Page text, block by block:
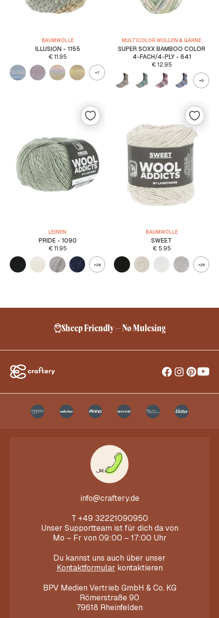
BAUMWOLLE
ILLUSION - 1155
€11.95
+7
MULTICOLOR WOLLEN & GARNE
SUPER SOXX BAMBOO COLOR
4-FACH/4-PLY - 641
€12.95
+9
LEINEN
PRIDE - 1090
€11.95
+28
BAUMWOLLE
SWEET
€5.95
+26
Sheep Friendly – No Mulesing
info@craftery.de
T +49 32221090950
Unser Supportteam ist für dich da von
Mo – Fr von 09:00 – 17:00 Uhr
Du kannst uns auch über unser
Kontaktformular kontaktieren
BPV Medien Vertrieb GmbH & Co. KG
Römerstraße 90
79618 Rheinfelden